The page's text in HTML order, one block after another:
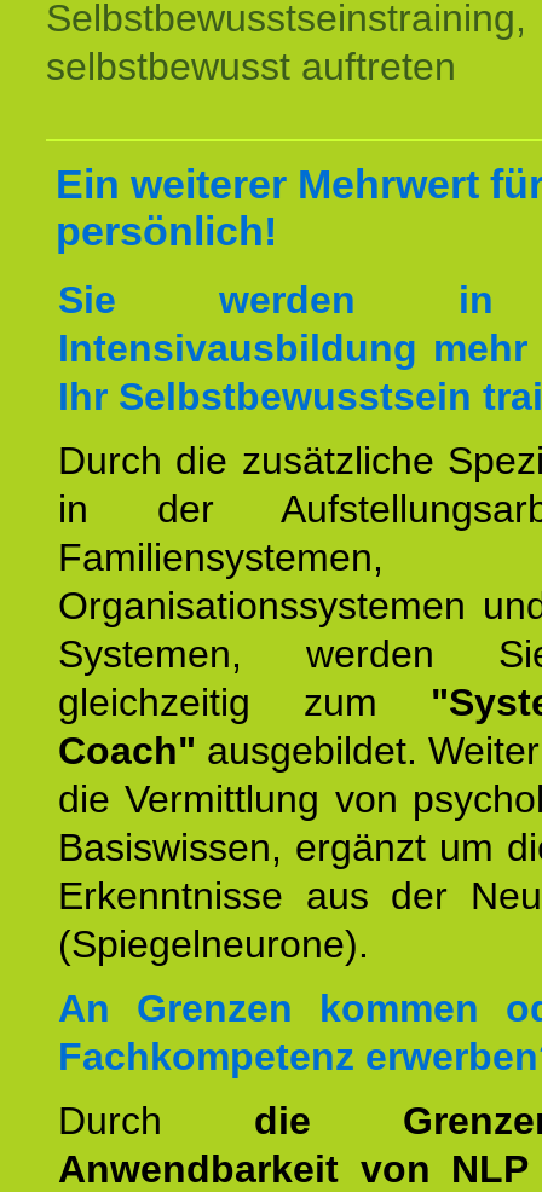
Selbstbewusstseinstraining,
selbstbewusst auftreten
Ein weiterer Mehrwert
persönlich!
Sie werden in
Intensivausbildung
Ihr Selbstbewusstsein
Durch die zusätzliche
in der
Familiensystemen,
Organisationssystemen
Systemen, werden
gleichzeitig zum
Coach" ausgebildet.
die Vermittlung von
Basiswissen, ergänzt um
Erkenntnisse aus der
(Spiegelneurone).
An Grenzen kommen
Fachkompetenz
Durch die
Anwendbarkeit von NLP